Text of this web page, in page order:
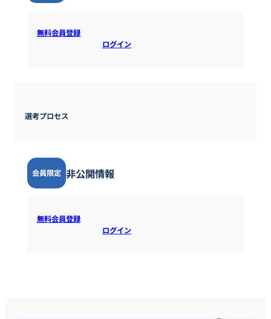
無料会員登録すると全ての情報を確認できます。既にアカウ
ログインするとご覧いただけます。
選考プロセス
会員限定 非公開情報
無料会員登録すると全ての情報を確認できます。既にアカウ
ログインするとご覧いただけます。